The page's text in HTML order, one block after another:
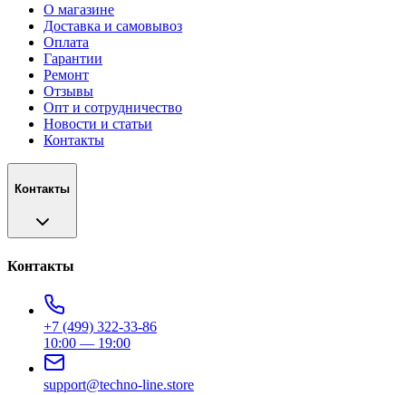
О магазине
Доставка и самовывоз
Оплата
Гарантии
Ремонт
Отзывы
Опт и сотрудничество
Новости и статьи
Контакты
Контакты
Контакты
+7 (499) 322-33-86
10:00 — 19:00
support@techno-line.store